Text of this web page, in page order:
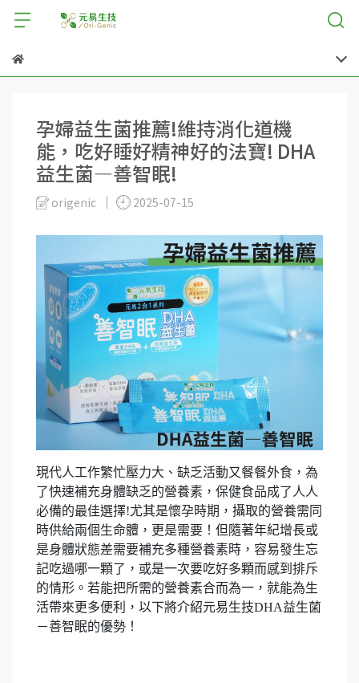
孕婦益生菌推薦!維持消化道機
能，吃好睡好精神好的法寶! DHA
益生菌—善智眠!
origenic 2025-07-15
現代人工作繁忙壓力大、缺乏活動又餐餐外食，為
了快速補充身體缺乏的營養素，保健食品成了人人
必備的最佳選擇!尤其是懷孕時期，攝取的營養需同
時供給兩個生命體，更是需要！但隨著年紀增長或
是身體狀態差需要補充多種營養素時，容易發生忘
記吃過哪一顆了，或是一次要吃好多顆而感到排斥
的情形。若能把所需的營養素合而為一，就能為生
活帶來更多便利，以下將介紹元易生技DHA益生菌
－善智眠的優勢！